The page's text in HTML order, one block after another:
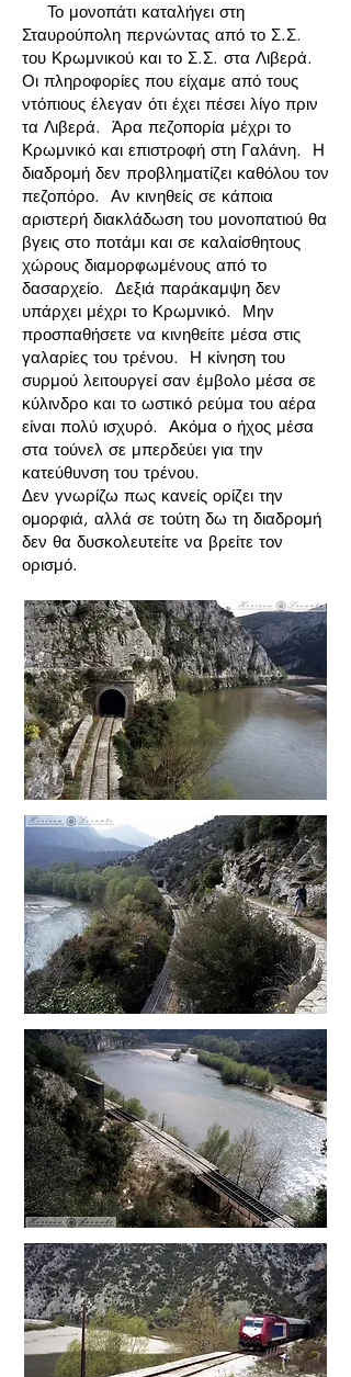
Το μονοπάτι καταλήγει στη
Σταυρούπολη περνώντας από το Σ.Σ.
του Κρωμνικού και το Σ.Σ. στα Λιβερά.
Οι πληροφορίες που είχαμε από τους
ντόπιους έλεγαν ότι έχει πέσει λίγο πριν
τα Λιβερά. Άρα πεζοπορία μέχρι το
Κρωμνικό και επιστροφή στη Γαλάνη. Η
διαδρομή δεν προβληματίζει καθόλου τον
πεζοπόρο. Αν κινηθείς σε κάποια
αριστερή διακλάδωση του μονοπατιού θα
βγεις στο ποτάμι και σε καλαίσθητους
χώρους διαμορφωμένους από το
δασαρχείο. Δεξιά παράκαμψη δεν
υπάρχει μέχρι το Κρωμνικό. Μην
προσπαθήσετε να κινηθείτε μέσα στις
γαλαρίες του τρένου. Η κίνηση του
συρμού λειτουργεί σαν έμβολο μέσα σε
κύλινδρο και το ωστικό ρεύμα του αέρα
είναι πολύ ισχυρό. Ακόμα ο ήχος μέσα
στα τούνελ σε μπερδεύει για την
κατεύθυνση του τρένου.
Δεν γνωρίζω πως κανείς ορίζει την
ομορφιά, αλλά σε τούτη δω τη διαδρομή
δεν θα δυσκολευτείτε να βρείτε τον
ορισμό.